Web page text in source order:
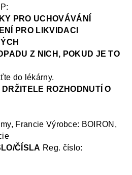
PRO UCHOVÁVÁNÍ
PRO LIKVIDACI
Z NICH, POKUD JE TO
do lékárny.
ROZHODNUTÍ O
Francie Výrobce: BOIRON,
ČÍSLA Reg. číslo: